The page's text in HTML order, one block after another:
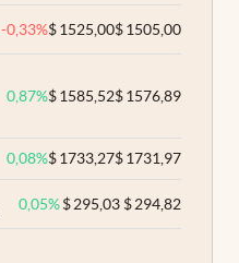
-0,33%$1525,00$1505,00
0,87%$1585,52$1576,89
0,08%$1733,27$1731,97
0,05% $295,03 $294,82